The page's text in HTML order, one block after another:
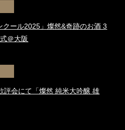
クール2025」燦然&奇跡のお酒 3
＠大阪
評会にて「燦然 純米大吟醸 雄